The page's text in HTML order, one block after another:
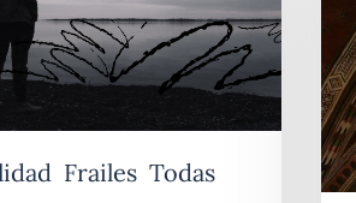
Frailes Todas